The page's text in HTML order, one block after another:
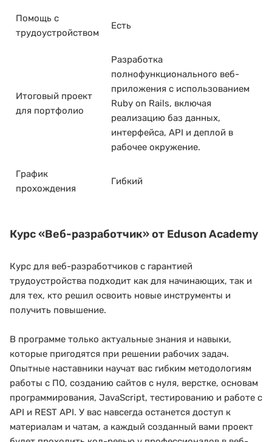
Помощь с
трудоустройством
Есть
Итоговый проект
для портфолио
Разработка
полнофункционального веб-
приложения с использованием
Ruby on Rails, включая
реализацию баз данных,
интерфейса, API и деплой в
рабочее окружение.
График
прохождения
Гибкий
Курс«Веб-разработчик»от Eduson Academy
Курс для веб-разработчиков с гарантией
трудоустройства подходит как для начинающих, так и
для тех, кто решил освоить новые инструменты и
получить повышение.
В программе только актуальные знания и навыки,
которые пригодятся при решении рабочих задач.
Опытные наставники научат вас гибким методологиям
работы с ПО, созданию сайтов с нуля, верстке, основам
программирования, JavaScript, тестированию и работе с
API и REST API. У вас навсегда останется доступ к
материалам и чатам, а каждый созданный вами проект